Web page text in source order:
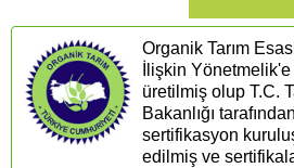
Organik Tarım
İlişkin
üretilmiş olup T.C.
Bakanlığı
sertifikasyon
edilmiş ve